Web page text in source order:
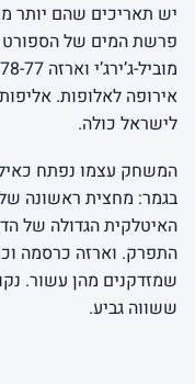
פרשת המים של הספורט
אירופה לאלופות.
לישראל כולה.
המשחק עצמו נפתח
האיטלקית הגדולה של
התפרק. וארזה כרסמה
שמזדקנים מהן עשור.
ששווה גביע.